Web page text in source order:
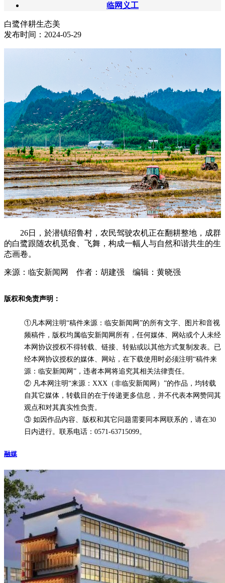
临网义工
白鹭伴耕生态美
发布时间：2024-05-29
26日，於潜镇绍鲁村，农民驾驶农机正在翻耕整地，成群
的白鹭跟随农机觅食、飞舞，构成一幅人与自然和谐共生的生
态画卷。
来源：临安新闻网 作者：胡建强 编辑：黄晓强
版权和免责声明：
①凡本网注明“稿件来源：临安新闻网”的所有文字、图片和音视
频稿件，版权均属临安新闻网所有，任何媒体、网站或个人未经
本网协议授权不得转载、链接、转贴或以其他方式复制发表。已
经本网协议授权的媒体、网站，在下载使用时必须注明“稿件来
源：临安新闻网”，违者本网将追究其相关法律责任。
② 凡本网注明“来源：XXX（非临安新闻网）”的作品，均转载
自其它媒体，转载目的在于传递更多信息，并不代表本网赞同其
观点和对其真实性负责。
③ 如因作品内容、版权和其它问题需要同本网联系的，请在30
日内进行。联系电话：0571-63715099。
融媒